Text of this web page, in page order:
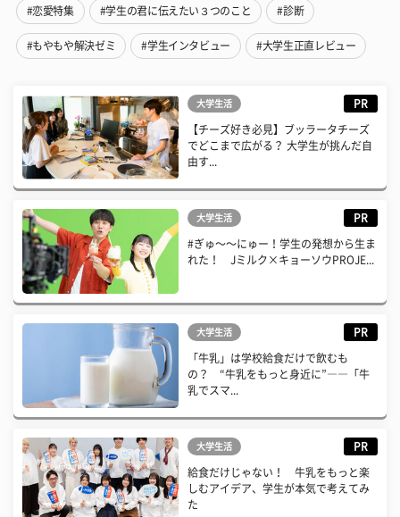
#恋愛特集 #学生の君に伝えたい３つのこと #診断
#もやもや解決ゼミ #学生インタビュー #大学生正直レビュー
大学生活 PR
【チーズ好き必見】ブッラータチーズ
でどこまで広がる？ 大学生が挑んだ自
由す...
大学生活 PR
#ぎゅ〜〜にゅー！学生の発想から生ま
れた！ Jミルク×キョーソウPROJE...
大学生活 PR
「牛乳」は学校給食だけで飲むも
の？ “牛乳をもっと身近に”――「牛
乳でスマ...
大学生活 PR
給食だけじゃない！ 牛乳をもっと楽
しむアイデア、学生が本気で考えてみ
た